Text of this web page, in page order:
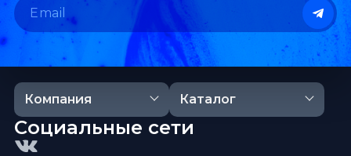
Компания Каталог
Социальные сети